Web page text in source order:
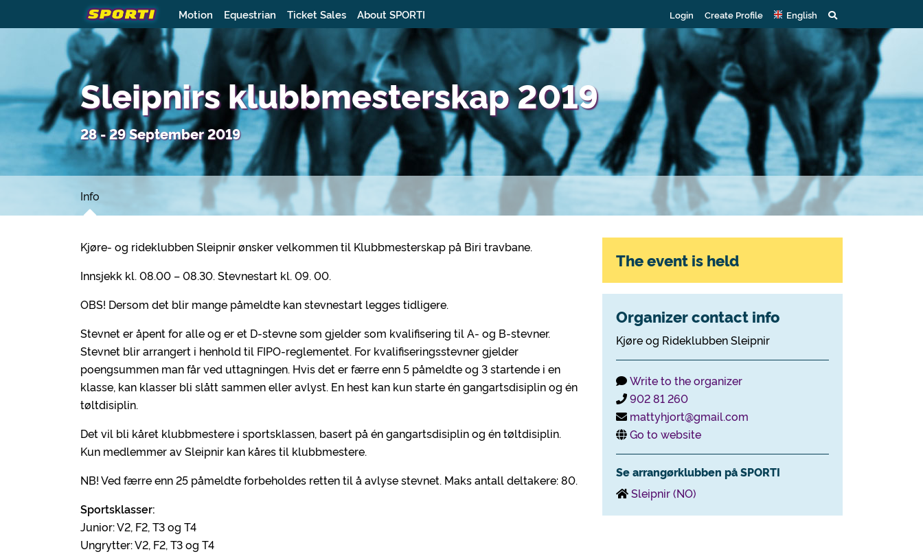
Motion Equestrian Ticket Sales About SPORTI Login Create Profile English
Sleipnirs klubbmesterskap 2019
28 - 29 September 2019
Info
Kjøre- og rideklubben Sleipnir ønsker velkommen til Klubbmesterskap på Biri travbane.
Innsjekk kl. 08.00 – 08.30. Stevnestart kl. 09. 00.
OBS! Dersom det blir mange påmeldte kan stevnestart legges tidligere.
Stevnet er åpent for alle og er et D-stevne som gjelder som kvalifisering til A- og B-stevner.
Stevnet blir arrangert i henhold til FIPO-reglementet. For kvalifiseringsstevner gjelder
poengsummen man får ved uttagningen. Hvis det er færre enn 5 påmeldte og 3 startende i en
klasse, kan klasser bli slått sammen eller avlyst. En hest kan kun starte én gangartsdisiplin og én
tøltdisiplin.
Det vil bli kåret klubbmestere i sportsklassen, basert på én gangartsdisiplin og én tøltdisiplin.
Kun medlemmer av Sleipnir kan kåres til klubbmestere.
NB! Ved færre enn 25 påmeldte forbeholdes retten til å avlyse stevnet. Maks antall deltakere: 80.
Sportsklasser:
Junior: V2, F2, T3 og T4
Ungrytter: V2, F2, T3 og T4
The event is held
Organizer contact info
Kjøre og Rideklubben Sleipnir
Write to the organizer
902 81 260
mattyhjort@gmail.com
Go to website
Se arrangørklubben på SPORTI
Sleipnir (NO)